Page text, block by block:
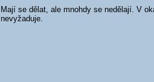
Mají se dělat, ale mnohdy se nedělají. V
nevyžaduje.